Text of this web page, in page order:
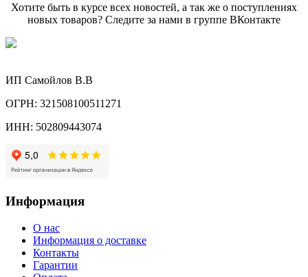
Хотите быть в курсе всех новостей, а так же о поступлениях
новых товаров? Следите за нами в группе ВКонтакте
ИП Самойлов В.В
ОГРН: 321508100511271
ИНН: 502809443074
Информация
О нас
Информация о доставке
Контакты
Гарантии